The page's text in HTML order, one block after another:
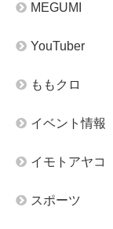
MEGUMI
YouTuber
ももクロ
イベント情報
イモトアヤコ
スポーツ